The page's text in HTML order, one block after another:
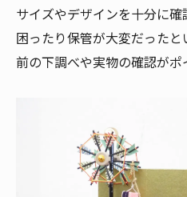
サイズやデザインを十分に
困ったり保管が大変だった
前の下調べや実物の確認がポ